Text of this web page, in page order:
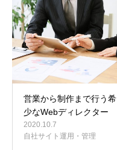
営業から制作まで行う希
少なWebディレクター
2020.10.7
自社サイト運用・管理